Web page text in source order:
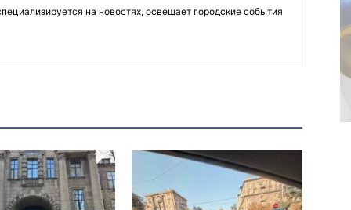
на новостях, освещает городские события